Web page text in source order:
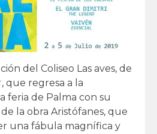
del Coliseo Las aves, de
, que regresa a la
feria de Palma con su
la obra Aristófanes, que
una fábula magnífica y